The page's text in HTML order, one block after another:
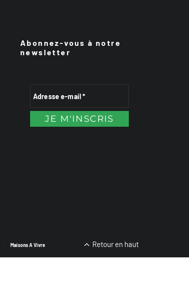
Abonnez-vous à notre
newsletter
Maisons A Vivre Retour en haut